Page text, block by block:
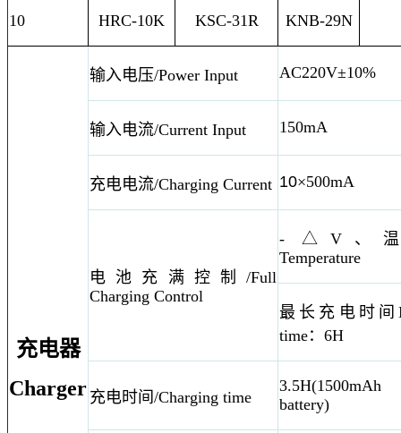
10 HRC-10K KSC-31R KNB-29N
充电器
Charger
输入电压/Power Input AC220V±10%
输入电流/Current Input 150mA
充电电流/Charging Current 10×500mA
电池充满控制/Full
Charging Control
- △V、温
Temperature
最长充电时间
time：6H
充电时间/Charging time
3.5H(1500mAh
battery)